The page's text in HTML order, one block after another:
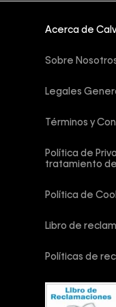
Acerca de
Sobre
Legales
Términos y
Política de
tratamiento
Política de
Libro de
Políticas de